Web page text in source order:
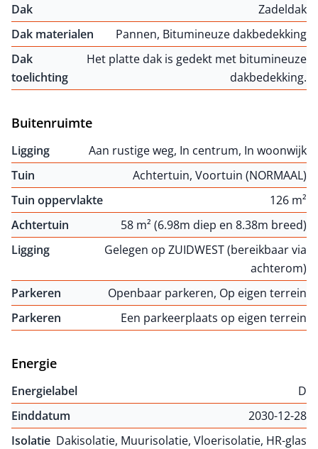
Dak
Zadeldak
Dak materialen
Pannen, Bitumineuze dakbedekking
Dak
toelichting
Het platte dak is gedekt met bitumineuze
dakbedekking.
Buitenruimte
Ligging
Aan rustige weg, In centrum, In woonwijk
Tuin
Achtertuin, Voortuin (NORMAAL)
Tuin oppervlakte
126 m²
Achtertuin
58 m² (6.98m diep en 8.38m breed)
Ligging
Gelegen op ZUIDWEST (bereikbaar via
achterom)
Parkeren
Openbaar parkeren, Op eigen terrein
Parkeren
Een parkeerplaats op eigen terrein
Energie
Energielabel
D
Einddatum
2030-12-28
Isolatie Dakisolatie, Muurisolatie, Vloerisolatie, HR-glas